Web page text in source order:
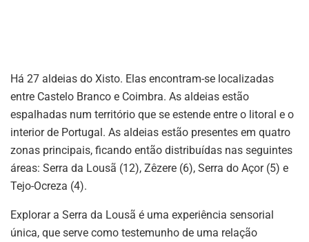
Há 27 aldeias do Xisto. Elas encontram-se localizadas
entre Castelo Branco e Coimbra. As aldeias estão
espalhadas num território que se estende entre o litoral e o
interior de Portugal. As aldeias estão presentes em quatro
zonas principais, ficando então distribuídas nas seguintes
áreas: Serra da Lousã (12), Zêzere (6), Serra do Açor (5) e
Tejo-Ocreza (4).
Explorar a Serra da Lousã é uma experiência sensorial
única, que serve como testemunho de uma relação